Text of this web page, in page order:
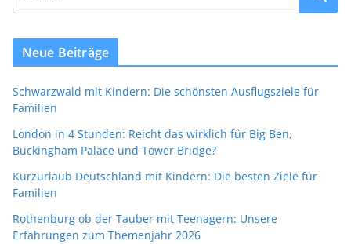
Neue Beiträge
Schwarzwald mit Kindern: Die schönsten Ausflugsziele für
Familien
London in 4 Stunden: Reicht das wirklich für Big Ben,
Buckingham Palace und Tower Bridge?
Kurzurlaub Deutschland mit Kindern: Die besten Ziele für
Familien
Rothenburg ob der Tauber mit Teenagern: Unsere
Erfahrungen zum Themenjahr 2026